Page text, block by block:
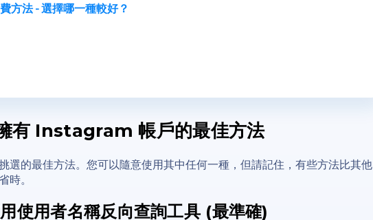
方法 - 選擇哪一種較好？
有 Instagram 帳戶的最佳方法
選的最佳方法。您可以隨意使用其中任何一種，但請記住，有些方法比其他
時。
使用者名稱反向查詢工具 (最準確)